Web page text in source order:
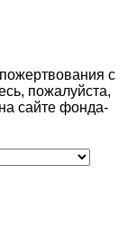
с
пожалуйста,
сайте фонда-